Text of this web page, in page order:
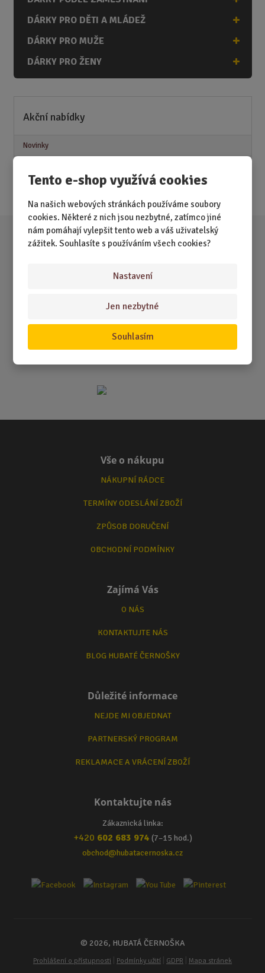
Tento e-shop využívá cookies
Na našich webových stránkách používáme soubory
cookies. Některé z nich jsou nezbytné, zatímco jiné
nám pomáhají vylepšit tento web a váš uživatelský
zážitek. Souhlasíte s používáním všech cookies?
Nastavení
Jen nezbytné
Souhlasím
DÁRKY PRO DĚTI A MLÁDEŽ
DÁRKY PRO MUŽE
DÁRKY PRO ŽENY
Akční nabídky
Novinky
Akce
Vše o nákupu
NÁKUPNÍ RÁDCE
TERMÍNY ODESLÁNÍ ZBOŽÍ
ZPŮSOB DORUČENÍ
OBCHODNÍ PODMÍNKY
Zajímá Vás
O NÁS
KONTAKTUJTE NÁS
BLOG HUBATÉ ČERNOŠKY
Důležité informace
NEJDE MI OBJEDNAT
PARTNERSKÝ PROGRAM
REKLAMACE A VRÁCENÍ ZBOŽÍ
Kontaktujte nás
Zákaznická linka:
+420 602 683 974 (7–15 hod.)
obchod@hubatacernoska.cz
© 2026, HUBATÁ ČERNOŠKA
Prohlášení o přístupnosti Podmínky užití GDPR Mapa stránek